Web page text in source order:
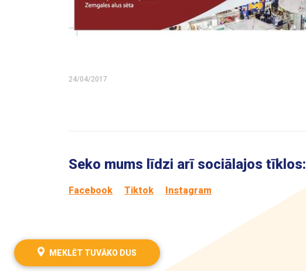
24/04/2017
Seko mums līdzi arī sociālajos tīklos:
Facebook Tiktok Instagram
MEKLĒT TUVĀKO DUS